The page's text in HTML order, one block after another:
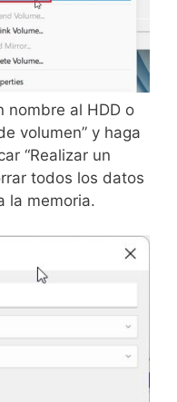
nombre al HDD o
volumen” y haga
“Realizar un
todos los datos
la memoria.